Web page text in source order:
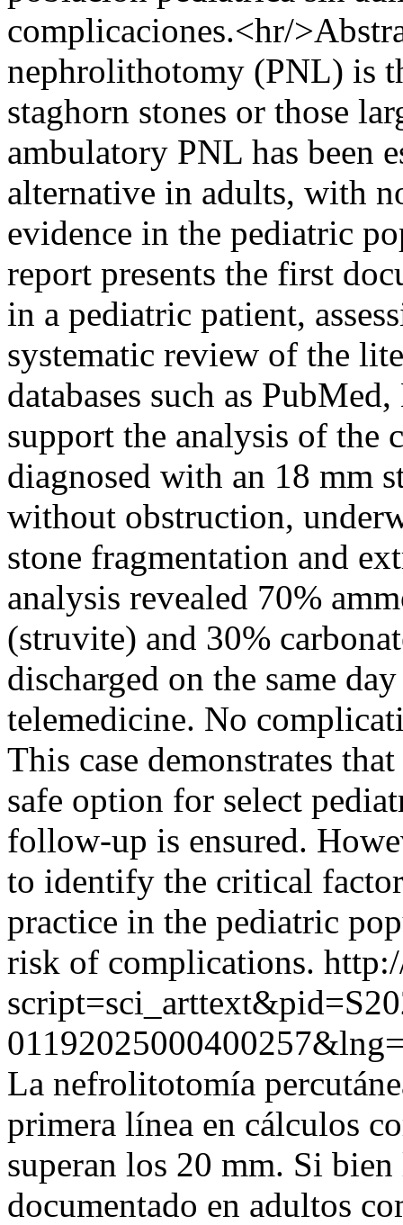
complicaciones.<hr/
nephrolithotomy (PNL) is
staghorn stones or those
ambulatory PNL has been
alternative in adults, with
evidence in the pediatric
report presents the first
in a pediatric patient,
systematic review of the
databases such as
support the analysis of the
diagnosed with an 18 mm
without obstruction,
stone fragmentation and
analysis revealed 70%
(struvite) and 30%
discharged on the same
telemedicine. No
This case demonstrates
safe option for select
follow-up is ensured.
to identify the critical
practice in the pediatric
risk of complications.
La nefrolitotomía
primera línea en cálculos
superan los 20 mm. Si
documentado en adultos